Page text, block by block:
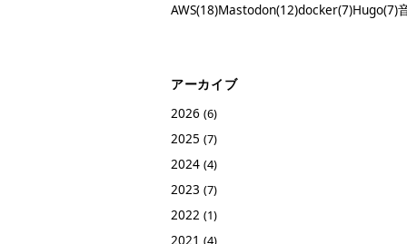
AWS(18)Mastodon(12)docker(7)Hugo(7)
アーカイブ
2026 (6)
2025 (7)
2024 (4)
2023 (7)
2022 (1)
2021 (4)